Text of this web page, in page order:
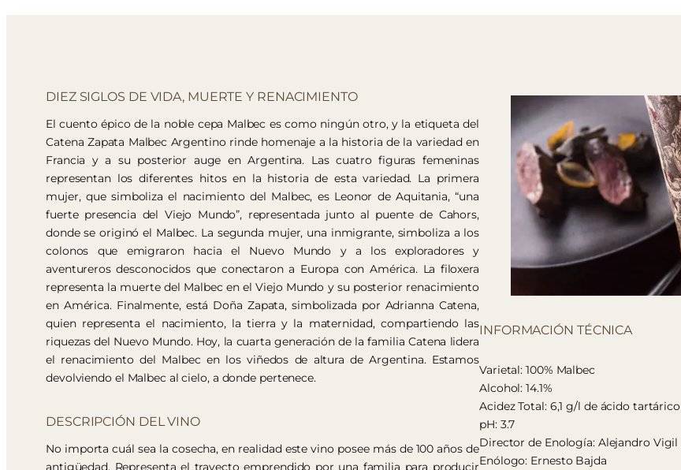
DIEZ SIGLOS DE VIDA, MUERTE Y RENACIMIENTO
El cuento épico de la noble cepa Malbec es como ningún otro, y la etiqueta del
Catena Zapata Malbec Argentino rinde homenaje a la historia de la variedad en
Francia y a su posterior auge en Argentina. Las cuatro figuras femeninas
representan los diferentes hitos en la historia de esta variedad. La primera
mujer, que simboliza el nacimiento del Malbec, es Leonor de Aquitania, “una
fuerte presencia del Viejo Mundo”, representada junto al puente de Cahors,
donde se originó el Malbec. La segunda mujer, una inmigrante, simboliza a los
colonos que emigraron hacia el Nuevo Mundo y a los exploradores y
aventureros desconocidos que conectaron a Europa con América. La filoxera
representa la muerte del Malbec en el Viejo Mundo y su posterior renacimiento
en América. Finalmente, está Doña Zapata, simbolizada por Adrianna Catena,
quien representa el nacimiento, la tierra y la maternidad, compartiendo las
riquezas del Nuevo Mundo. Hoy, la cuarta generación de la familia Catena lidera
el renacimiento del Malbec en los viñedos de altura de Argentina. Estamos
devolviendo el Malbec al cielo, a donde pertenece.
DESCRIPCIÓN DEL VINO
No importa cuál sea la cosecha, en realidad este vino posee más de 100 años de
antigüedad. Representa el trayecto emprendido por una familia para producir
INFORMACIÓN TÉCNICA
Varietal: 100% Malbec
Alcohol: 14.1%
Acidez Total: 6,1 g/l de ácido tartárico
pH: 3.7
Director de Enología: Alejandro Vigil
Enólogo: Ernesto Bajda